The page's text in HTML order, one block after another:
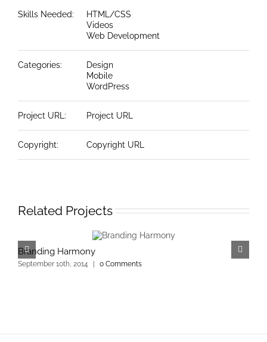
Skills Needed:
HTML/CSS
Videos
Web Development
Categories:
Design
Mobile
WordPress
Project URL: Project URL
Copyright: Copyright URL
Related Projects
Branding Harmony
September 10th, 2014 0 Comments